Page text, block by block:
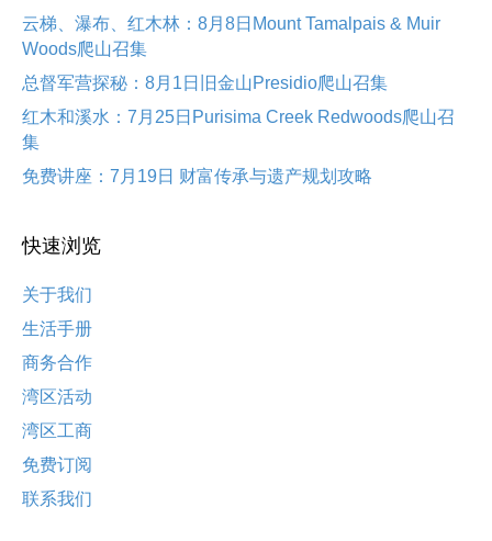
云梯、瀑布、红木林：8月8日Mount Tamalpais & Muir
Woods爬山召集
总督军营探秘：8月1日旧金山Presidio爬山召集
红木和溪水：7月25日Purisima Creek Redwoods爬山召
集
免费讲座：7月19日 财富传承与遗产规划攻略
快速浏览
关于我们
生活手册
商务合作
湾区活动
湾区工商
免费订阅
联系我们